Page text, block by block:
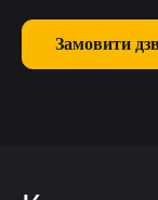
Замовити